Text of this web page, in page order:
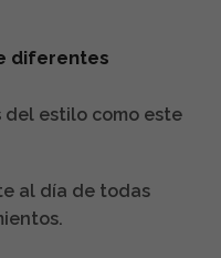
diferentes
del estilo como este
al día de todas